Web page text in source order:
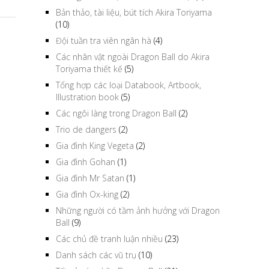
Bản thảo, tài liệu, bút tích Akira Toriyama
(10)
Đội tuần tra viên ngân hà (4)
Các nhân vật ngoài Dragon Ball do Akira
Toriyama thiết kế (5)
Tổng hợp các loại Databook, Artbook,
Illustration book (5)
Các ngôi làng trong Dragon Ball (2)
Trio de dangers (2)
Gia đình King Vegeta (2)
Gia đình Gohan (1)
Gia đình Mr Satan (1)
Gia đình Ox-king (2)
Những người có tầm ảnh hưởng với Dragon
Ball (9)
Các chủ đề tranh luận nhiều (23)
Danh sách các vũ trụ (10)